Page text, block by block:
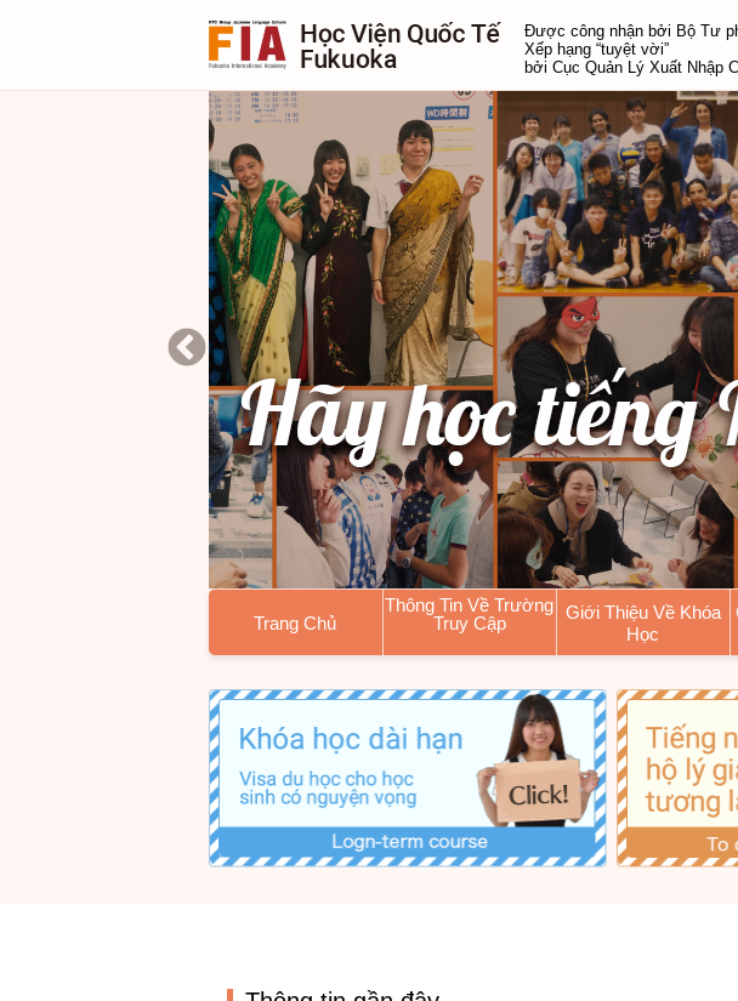
Được công nhận bởi Bộ Tư
Xếp hạng “tuyệt vời”
bởi Cục Quản Lý Xuất Nhập
Trang Chủ
Thông Tin Về Trường
Truy Cập
Chính Sách Cơ Bản
Lời Chào Hỏi
Giới Thiệu Về Khóa
Học
Khóa Học Dài Hạn
Khóa Học Ngắn Hạn
Khóa Học Tiếng Nhật Cho